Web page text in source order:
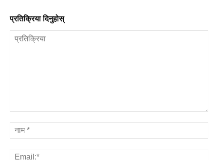
प्रतिक्रिया दिनुहोस्